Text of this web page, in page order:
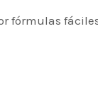
fórmulas